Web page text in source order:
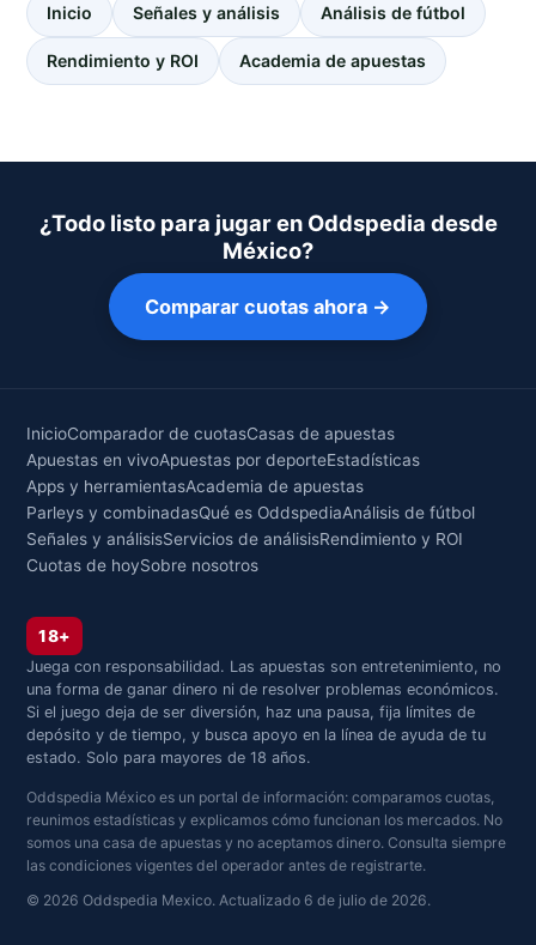
Inicio Señales y análisis Análisis de fútbol
Rendimiento y ROI Academia de apuestas
¿Todo listo para jugar en Oddspedia desde
México?
Comparar cuotas ahora →
InicioComparador de cuotasCasas de apuestas
Apuestas en vivoApuestas por deporteEstadísticas
Apps y herramientasAcademia de apuestas
Parleys y combinadasQué es OddspediaAnálisis de fútbol
Señales y análisisServicios de análisisRendimiento y ROI
Cuotas de hoySobre nosotros
18+
Juega con responsabilidad. Las apuestas son entretenimiento, no
una forma de ganar dinero ni de resolver problemas económicos.
Si el juego deja de ser diversión, haz una pausa, fija límites de
depósito y de tiempo, y busca apoyo en la línea de ayuda de tu
estado. Solo para mayores de 18 años.
Oddspedia México es un portal de información: comparamos cuotas,
reunimos estadísticas y explicamos cómo funcionan los mercados. No
somos una casa de apuestas y no aceptamos dinero. Consulta siempre
las condiciones vigentes del operador antes de registrarte.
© 2026 Oddspedia Mexico. Actualizado 6 de julio de 2026.